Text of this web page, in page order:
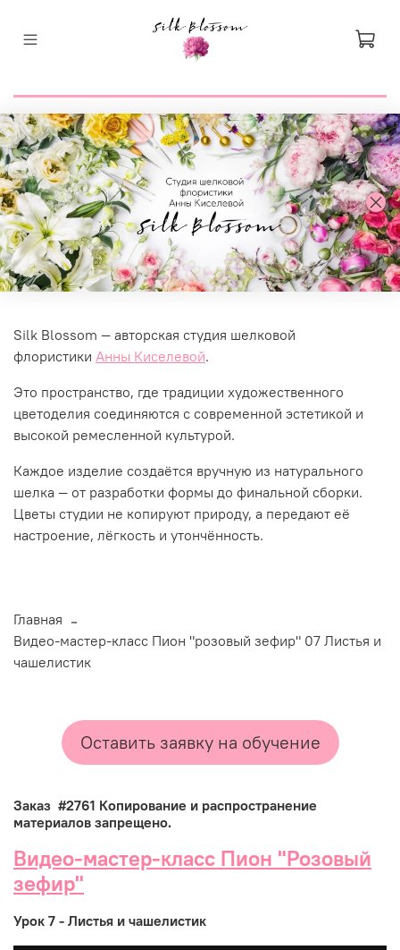
Silk Blossom — авторская студия шелковой
флористики Анны Киселевой.
Это пространство, где традиции художественного
цветоделия соединяются с современной эстетикой и
высокой ремесленной культурой.
Каждое изделие создаётся вручную из натурального
шелка — от разработки формы до финальной сборки.
Цветы студии не копируют природу, а передают её
настроение, лёгкость и утончённость.
Главная
Видео-мастер-класс Пион "розовый зефир" 07 Листья и
чашелистик
Оставить заявку на обучение
Заказ #2761 Копирование и распространение
материалов запрещено.
Видео-мастер-класс Пион "Розовый
зефир"
Урок 7 - Листья и чашелистик